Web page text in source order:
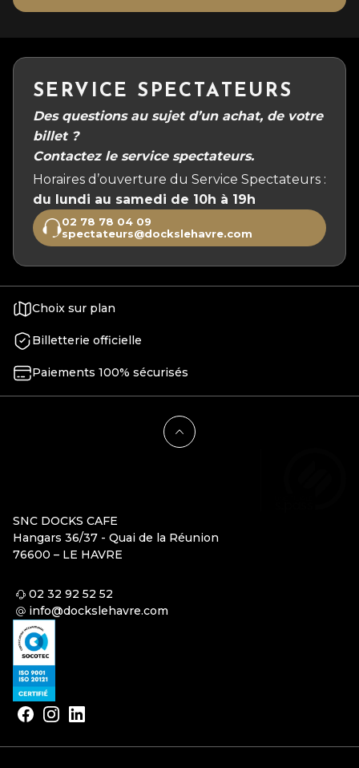
SERVICE SPECTATEURS
Des questions au sujet d’un achat, de votre
billet ?
Contactez le service spectateurs.
Horaires d’ouverture du Service Spectateurs :
du lundi au samedi de 10h à 19h
02 78 78 04 09
spectateurs@dockslehavre.com
Choix sur plan
Billetterie officielle
Paiements 100% sécurisés
SNC DOCKS CAFE
Hangars 36/37 - Quai de la Réunion
76600 – LE HAVRE
02 32 92 52 52
info@dockslehavre.com